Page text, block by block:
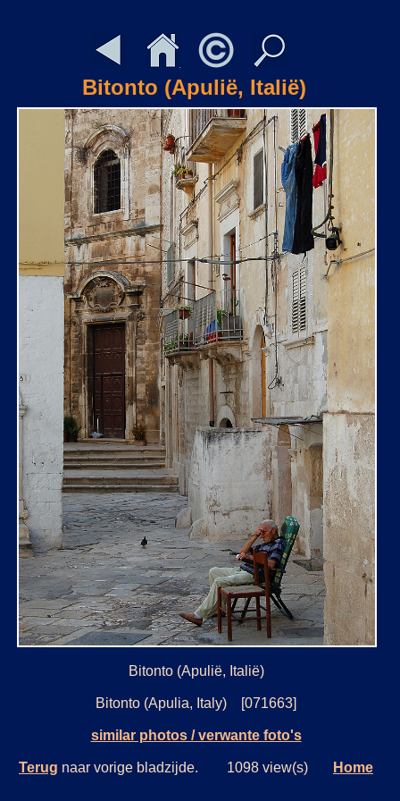
Bitonto (Apulië, Italië)
Bitonto (Apulië, Italië)
Bitonto (Apulia, Italy) [071663]
similar photos / verwante foto's
Terug naar vorige bladzijde. 1098 view(s) Home